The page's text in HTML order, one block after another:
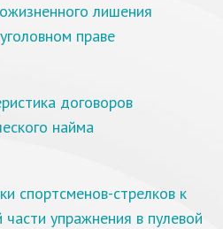
лишения
праве
договоров
найма
спортсменов-стрелков к
упражнения в пулевой